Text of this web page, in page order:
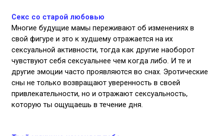
Секс со старой любовью
Многие будущие мамы переживают об изменениях в
свой фигуре и это к худшему отражается на их
сексуальной активности, тогда как другие наоборот
чувствуют себя сексуальнее чем когда либо. И те и
другие эмоции часто проявляются во снах. Эротические
сны не только возвращают уверенность в своей
привлекательности, но и отражают сексуальность,
которую ты ощущаешь в течение дня.